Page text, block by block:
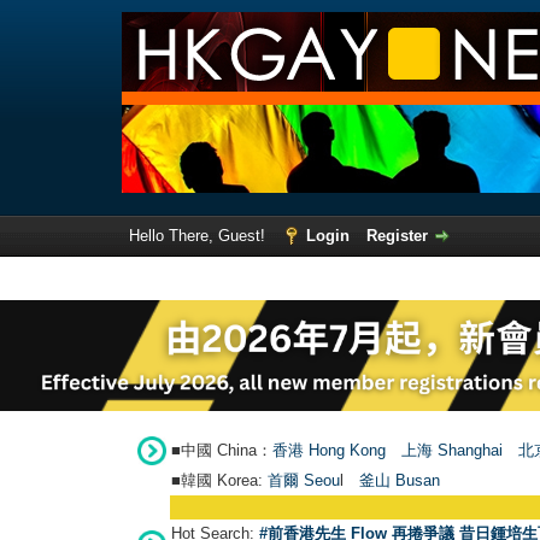
Hello There, Guest! Login Register
■中國 China： 香港 Hong Kong 上海 Shanghai
北
■韓國 Korea: 首爾 Seou 釜山 Busan
Hot Search: #前香港先生 Flow 再捲爭議 昔日鍾培